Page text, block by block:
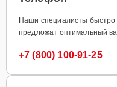
Наши специалисты быстро
предложат оптимальный
+7 (800) 100-91-25